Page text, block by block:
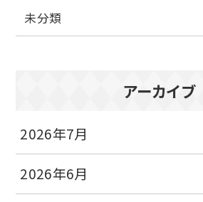
未分類
アーカイブ
2026年7月
2026年6月